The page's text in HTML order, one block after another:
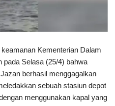
Kementerian Dalam
pada Selasa (25/4) bahwa
berhasil menggagalkan
sebuah stasiun depot
menggunakan kapal yang